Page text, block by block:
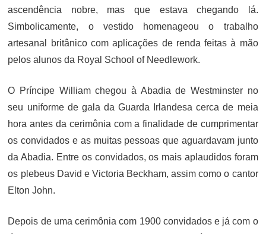
ascendência nobre, mas que estava chegando lá.
Simbolicamente, o vestido homenageou o trabalho
artesanal britânico com aplicações de renda feitas à mão
pelos alunos da Royal School of Needlework.
O Príncipe William chegou à Abadia de Westminster no
seu uniforme de gala da Guarda Irlandesa cerca de meia
hora antes da cerimônia com a finalidade de cumprimentar
os convidados e as muitas pessoas que aguardavam junto
da Abadia. Entre os convidados, os mais aplaudidos foram
os plebeus David e Victoria Beckham, assim como o cantor
Elton John.
Depois de uma cerimônia com 1900 convidados e já com o